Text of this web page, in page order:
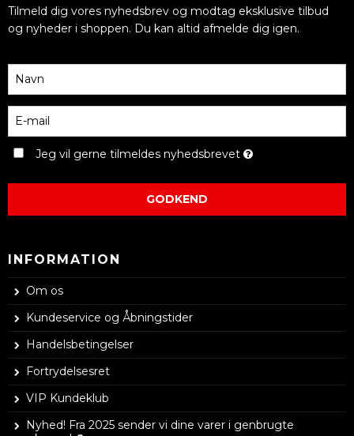
Tilmeld dig vores nyhedsbrev og modtag eksklusive tilbud
og nyheder i shoppen. Du kan altid afmelde dig igen.
Jeg vil gerne tilmeldes nyhedsbrevet
GODKEND
INFORMATION
Om os
Kundeservice og Åbningstider
Handelsbetingelser
Fortrydelsesret
VIP Kundeklub
Nyhed! Fra 2025 sender vi dine varer i genbrugte